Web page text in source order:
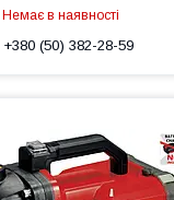
Немає в наявності
+380 (50) 382-28-59